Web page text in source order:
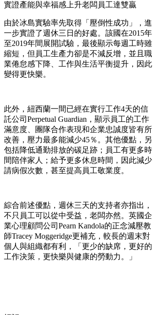
實證產能與幸福感上升老闆員工達雙贏
由於冰島實驗率先取得「壓倒性成功」，進
一步實證了週休三日的好處。該國在2015年
至2019年間展開試驗，最後顯示每週工時雖
縮短，但員工生產力卻是不減反增，並且職
業倦怠感下降、工作與生活平衡提升，因此
變得更快樂。
此外，紐西蘭一間已經在實行工作4天的信
託公司Perpetual Guardian，顯示員工的工作
滿意度、團隊合作表現和企業忠誠度皆有所
改善，壓力最多能減少45％。其他優點，另
包括降低通勤排放的碳足跡；員工有更多時
間陪伴家人；給予更多休息時間，因此減少
請病假次數，甚至提高員工敬業度。
綜合前述優點，週休三天的支持者亦指出，
不只員工可以從中受益，老闆亦然。英國企
業心理顧問公司Pearn Kandola的正念減壓教
師Tracey Moggeridge更補充，較長的週末對
個人與組織都有利，「更少的缺席，更好的
工作決策，更快樂與健康的勞動力。」